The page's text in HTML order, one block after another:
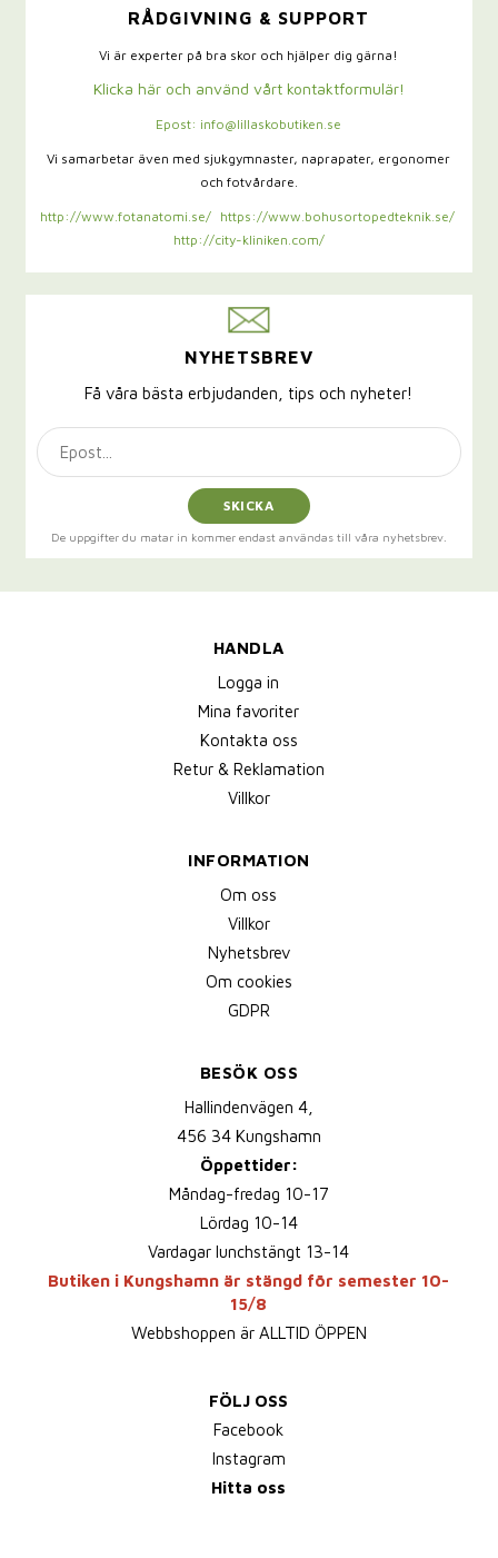
RÅDGIVNING & SUPPORT
Vi är experter på bra skor och hjälper dig gärna!
Klicka här och använd vårt kontaktformulär!
Epost: info@lillaskobutiken.se
Vi samarbetar även med sjukgymnaster, naprapater, ergonomer
och fotvårdare.
http://www.fotanatomi.se/
https://www.bohusortopedteknik.se/
http://city-kliniken.com/
NYHETSBREV
Få våra bästa erbjudanden, tips och nyheter!
SKICKA
De uppgifter du matar in kommer endast användas till våra nyhetsbrev.
HANDLA
Logga in
Mina favoriter
Kontakta oss
Retur & Reklamation
Villkor
INFORMATION
Om oss
Villkor
Nyhetsbrev
Om cookies
GDPR
BESÖK OSS
Hallindenvägen 4,
456 34 Kungshamn
Öppettider:
Måndag-fredag 10-17
Lördag 10-14
Vardagar lunchstängt 13-14
Butiken i Kungshamn är stängd för semester 10-
15/8
Webbshoppen är ALLTID ÖPPEN
FÖLJ OSS
Facebook
Instagram
Hitta oss